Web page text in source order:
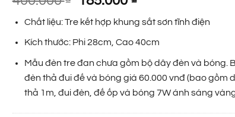
gốc
là:
400.000 ₫.
hiện
tại
là:
185.000 ₫.
Chất liệu: Tre kết hợp khung sắt sơn tĩnh điện
Kích thước: Phi 28cm, Cao 40cm
Mẫu đèn tre đan chưa gồm bộ dây đèn và bóng.
đèn thả đui đế và bóng giá 60.000 vnđ (bao gồm
thả 1m, đui đèn, đế ốp và bóng 7W ánh sáng